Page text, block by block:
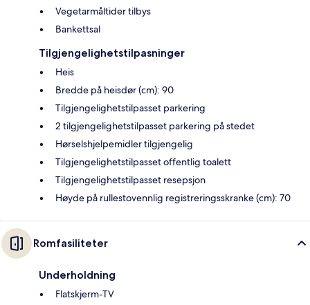
Vegetarmåltider tilbys
Bankettsal
Tilgjengelighetstilpasninger
Heis
Bredde på heisdør (cm): 90
Tilgjengelighetstilpasset parkering
2 tilgjengelighetstilpasset parkering på stedet
Hørselshjelpemidler tilgjengelig
Tilgjengelighetstilpasset offentlig toalett
Tilgjengelighetstilpasset resepsjon
Høyde på rullestovennlig registreringsskranke (cm): 70
Romfasiliteter
Underholdning
Flatskjerm-TV